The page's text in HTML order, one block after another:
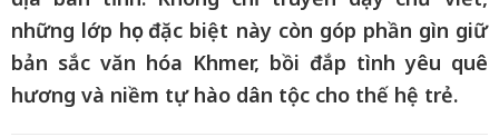
những lớp học đặc biệt này còn góp phần gìn giữ
bản sắc văn hóa Khmer, bồi đắp tình yêu quê
hương và niềm tự hào dân tộc cho thế hệ trẻ.